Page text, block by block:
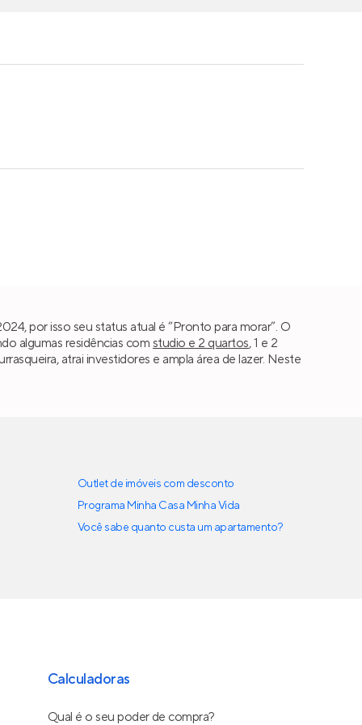
por isso seu status atual é “Pronto para morar”. O
algumas residências com studio e 2 quartos, 1 e 2
atrai investidores e ampla área de lazer. Neste
Outlet de imóveis com desconto
Programa Minha Casa Minha Vida
Você sabe quanto custa um apartamento?
Calculadoras
Qual é o seu poder de compra?